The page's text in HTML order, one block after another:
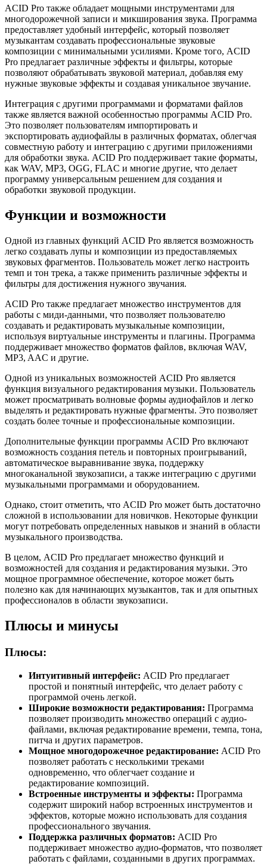
ACID Pro также обладает мощными инструментами для
многодорожечной записи и микширования звука. Программа
предоставляет удобный интерфейс, который позволяет
музыкантам создавать профессиональные звуковые
композиции с минимальными усилиями. Кроме того, ACID
Pro предлагает различные эффекты и фильтры, которые
позволяют обрабатывать звуковой материал, добавляя ему
нужные звуковые эффекты и создавая уникальное звучание.
Интеграция с другими программами и форматами файлов
также является важной особенностью программы ACID Pro.
Это позволяет пользователям импортировать и
экспортировать аудиофайлы в различных форматах, облегчая
совместную работу и интеграцию с другими приложениями
для обработки звука. ACID Pro поддерживает такие форматы,
как WAV, MP3, OGG, FLAC и многие другие, что делает
программу универсальным решением для создания и
обработки звуковой продукции.
Функции и возможности
Одной из главных функций ACID Pro является возможность
легко создавать лупы и композиции из предоставляемых
звуковых фрагментов. Пользователь может легко настроить
темп и тон трека, а также применить различные эффекты и
фильтры для достижения нужного звучания.
ACID Pro также предлагает множество инструментов для
работы с миди-данными, что позволяет пользователю
создавать и редактировать музыкальные композиции,
используя виртуальные инструменты и плагины. Программа
поддерживает множество форматов файлов, включая WAV,
MP3, AAC и другие.
Одной из уникальных возможностей ACID Pro является
функция визуального редактирования музыки. Пользователь
может просматривать волновые формы аудиофайлов и легко
выделять и редактировать нужные фрагменты. Это позволяет
создать более точные и профессиональные композиции.
Дополнительные функции программы ACID Pro включают
возможность создания петель и повторных проигрываний,
автоматическое выравнивание звука, поддержку
многоканальной звукозаписи, а также интеграцию с другими
музыкальными программами и оборудованием.
Однако, стоит отметить, что ACID Pro может быть достаточно
сложной в использовании для новичков. Некоторые функции
могут потребовать определенных навыков и знаний в области
музыкального производства.
В целом, ACID Pro предлагает множество функций и
возможностей для создания и редактирования музыки. Это
мощное программное обеспечение, которое может быть
полезно как для начинающих музыкантов, так и для опытных
профессионалов в области звукозаписи.
Плюсы и минусы
Плюсы:
Интуитивный интерфейс: ACID Pro предлагает
простой и понятный интерфейс, что делает работу с
программой очень легкой.
Широкие возможности редактирования: Программа
позволяет производить множество операций с аудио-
файлами, включая редактирование времени, темпа, тона,
питча и других параметров.
Мощное многодорожечное редактирование: ACID Pro
позволяет работать с несколькими треками
одновременно, что облегчает создание и
редактирование композиций.
Встроенные инструменты и эффекты: Программа
содержит широкий набор встроенных инструментов и
эффектов, которые можно использовать для создания
профессионального звучания.
Поддержка различных форматов: ACID Pro
поддерживает множество аудио-форматов, что позволяет
работать с файлами, созданными в других программах.